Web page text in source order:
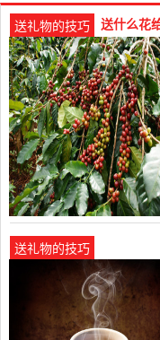
送礼物的技巧 送什么花
送礼物的技巧
送什么颜色的花给老师
好最合适）